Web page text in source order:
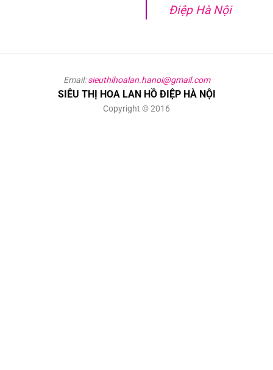
Điệp Hà Nội
Email:sieuthihoalan.hanoi@gmail.com
SIÊU THỊ HOA LAN HỒ ĐIỆP HÀ NỘI
Copyright © 2016